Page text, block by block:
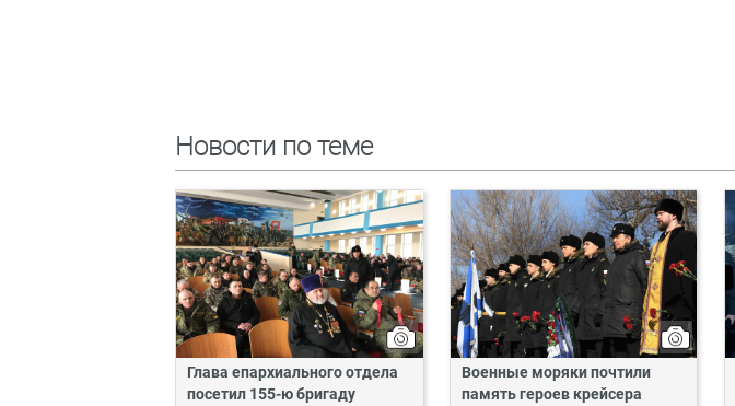
Новости по теме
Глава епархиального отдела
посетил 155-ю бригаду
Военные моряки почтили
память героев крейсера